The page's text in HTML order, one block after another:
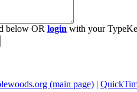
below OR login with your
(main page)